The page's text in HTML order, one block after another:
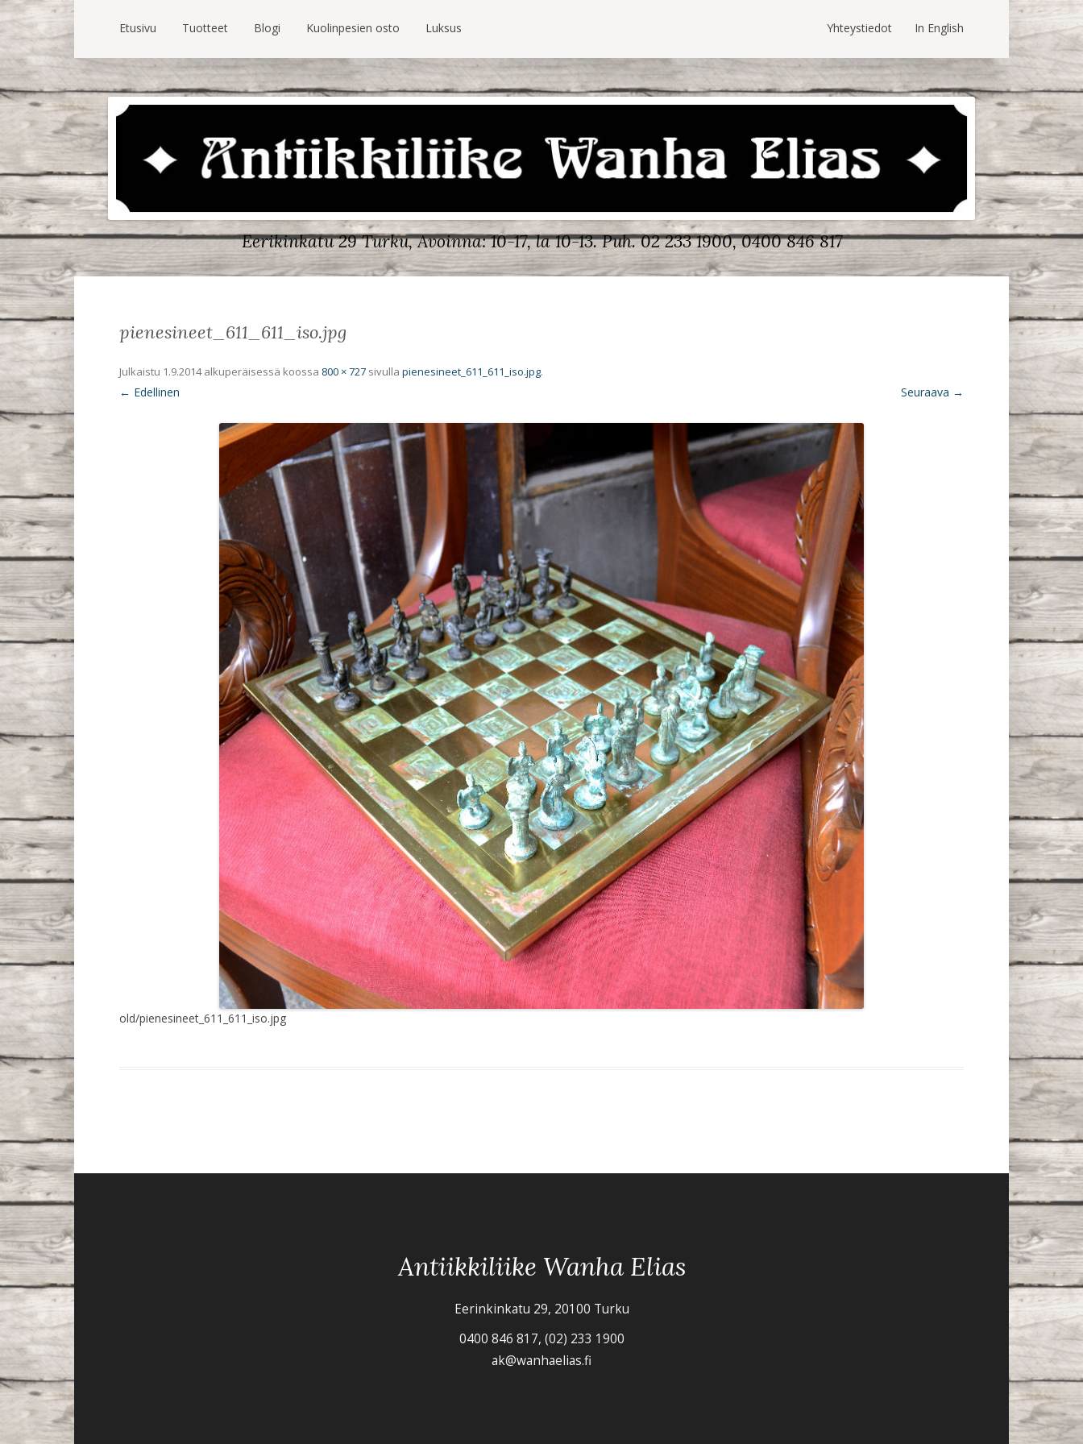
Etusivu Tuotteet Blogi Kuolinpesien osto Luksus In English
Yhteystiedot
Eerikinkatu 29 Turku, Avoinna: 10-17, la 10-13.Puh. 02 233 1900, 0400 846 817
pienesineet_611_611_iso.jpg
Julkaistu 1.9.2014alkuperäisessä koossa 800 × 727 sivulla pienesineet_611_611_iso.jpg.
← Edellinen Seuraava →
old/pienesineet_611_611_iso.jpg
Antiikkiliike Wanha Elias
Eerinkinkatu 29, 20100 Turku
0400 846 817, (02) 233 1900
ak@wanhaelias.fi